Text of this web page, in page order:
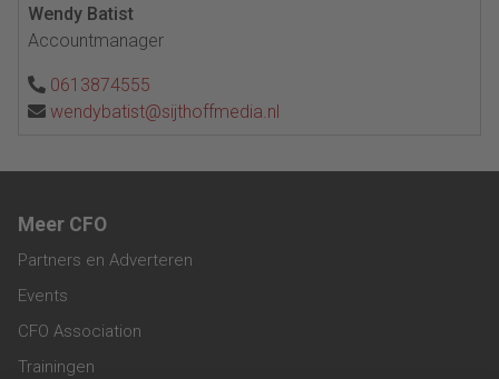
Wendy Batist
Accountmanager
0613874555
wendybatist@sijthoffmedia.nl
Meer CFO
Partners en Adverteren
Events
CFO Association
Trainingen